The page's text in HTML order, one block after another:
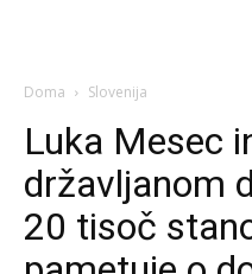
Doma Slovenija
Luka Mesec
državljanom
20 tisoč